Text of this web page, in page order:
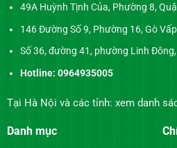
49A Huỳnh Tịnh Của, Phường 8,
146 Đường Số 9, Phường 16, Gò
Số 36, đường 41, phường Linh
Hotline: 0964935005
Tại Hà Nội và các tỉnh: xem danh
Danh mục